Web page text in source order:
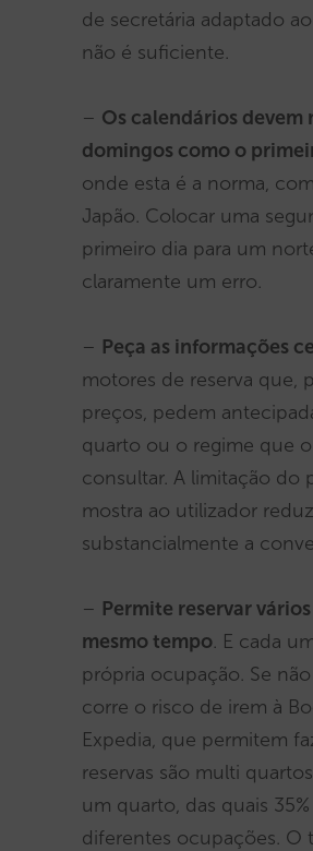
de secretária adaptado
não é suficiente.
– Os calendários devem
domingos como o
onde esta é a norma,
Japão. Colocar uma
primeiro dia para um
claramente um erro.
– Peça as informações
motores de reserva que,
preços, pedem
quarto ou o regime que
consultar. A limitação do
mostra ao utilizador reduz
substancialmente a
– Permite reservar
mesmo tempo. E cada
própria ocupação. Se
corre o risco de irem à
Expedia, que permitem
reservas são multi
um quarto, das quais
diferentes ocupações. O